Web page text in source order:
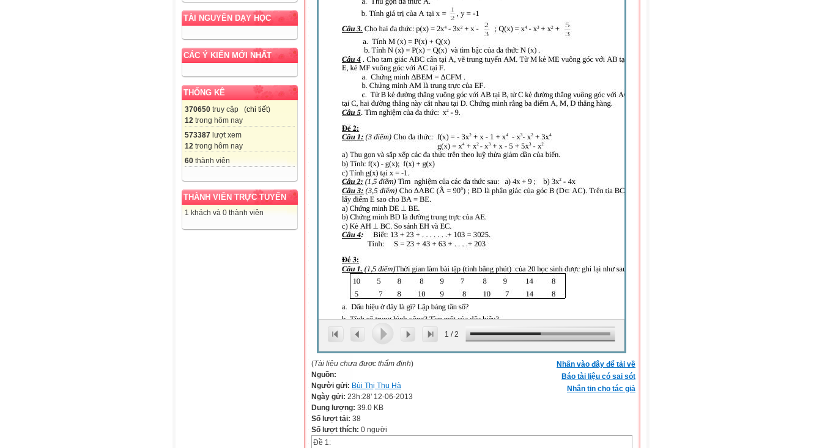
TÀI NGUYÊN DẠY HỌC
CÁC Ý KIẾN MỚI NHẤT
THỐNG KÊ
370650 truy cập (chi tiết)
12 trong hôm nay
573387 lượt xem
12 trong hôm nay
60 thành viên
THÀNH VIÊN TRỰC TUYẾN
1 khách và 0 thành viên
1 /2
Nhấn vào đây để tải về
Báo tài liệu có sai sót
Nhắn tin cho tác giả
(Tài liệu chưa được thẩm định)
Nguồn:
Người gửi: Bùi Thị Thu Hà
Ngày gửi: 23h:28' 12-06-2013
Dung lượng: 39.0 KB
Số lượt tải: 38
Số lượt thích: 0 người
Đề 1: